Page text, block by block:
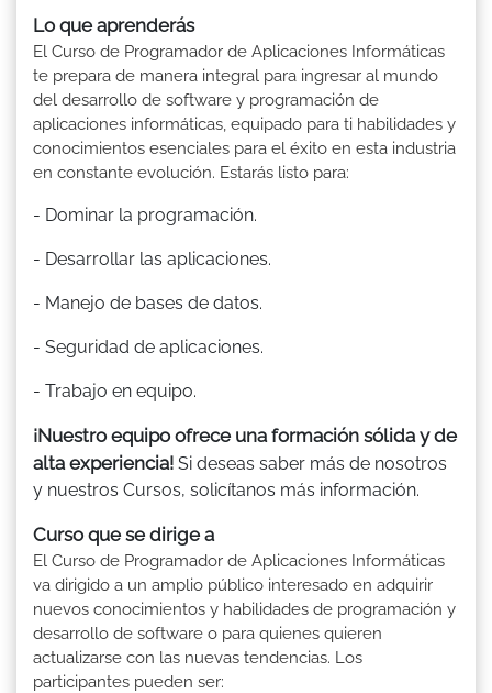
Lo que aprenderás
El Curso de Programador de Aplicaciones Informáticas
te prepara de manera integral para ingresar al mundo
del desarrollo de software y programación de
aplicaciones informáticas, equipado para ti habilidades y
conocimientos esenciales para el éxito en esta industria
en constante evolución. Estarás listo para:
- Dominar la programación.
- Desarrollar las aplicaciones.
- Manejo de bases de datos.
- Seguridad de aplicaciones.
- Trabajo en equipo.
¡Nuestro equipo ofrece una formación sólida y de
alta experiencia! Si deseas saber más de nosotros
y nuestros Cursos, solicítanos más información.
Curso que se dirige a
El Curso de Programador de Aplicaciones Informáticas
va dirigido a un amplio público interesado en adquirir
nuevos conocimientos y habilidades de programación y
desarrollo de software o para quienes quieren
actualizarse con las nuevas tendencias. Los
participantes pueden ser: